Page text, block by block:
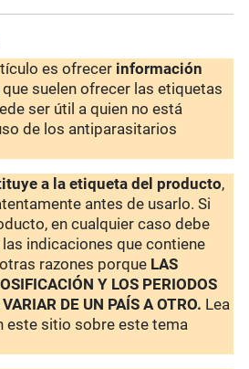
es ofrecer información
que suelen ofrecer las etiquetas
ser útil a quien no está
de los antiparasitarios
a la etiqueta del producto,
antes de usarlo. Si
en cualquier caso debe
indicaciones que contiene
razones porque LAS
Y LOS PERIODOS
DE UN PAÍS A OTRO. Lea
este sitio sobre este tema